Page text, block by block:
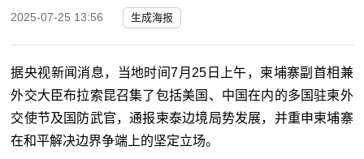
2025-07-25 13:56 生成海报
据央视新闻消息，当地时间7月25日上午，柬埔寨副首相兼
外交大臣布拉索昆召集了包括美国、中国在内的多国驻柬外
交使节及国防武官，通报柬泰边境局势发展，并重申柬埔寨
在和平解决边界争端上的坚定立场。